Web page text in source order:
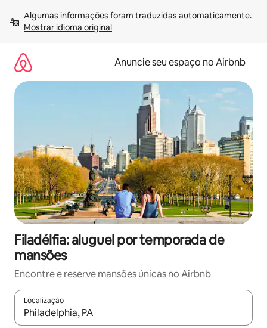
para
Mostrar idioma original
Anuncie seu espaço no Airbnb
Filadélfia: aluguel por temporada de
mansões
Encontre e reserve mansões únicas no Airbnb
Localização
Quando os resultados estiverem disponíveis, explore-os